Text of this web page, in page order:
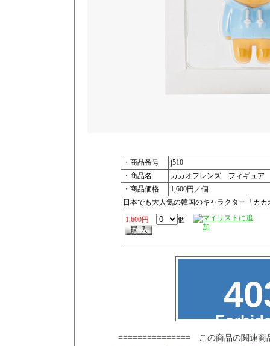
・商品番号
j510
・商品名
カカオフレンズ フィギュア
・商品価格
1,600円／個
日本でも大人気の韓国のキャラクター「カ
1,600円 個
=============== この商品の関連